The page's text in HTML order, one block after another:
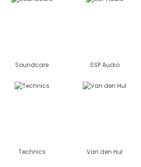
Soundcare SSP Audio
Technics Van den Hul